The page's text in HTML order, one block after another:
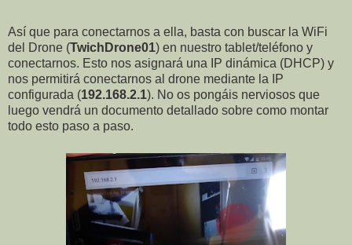
Así que para conectarnos a ella, basta con buscar la WiFi
del Drone (TwichDrone01) en nuestro tablet/teléfono y
conectarnos. Esto nos asignará una IP dinámica (DHCP) y
nos permitirá conectarnos al drone mediante la IP
configurada (192.168.2.1). No os pongáis nerviosos que
luego vendrá un documento detallado sobre como montar
todo esto paso a paso.